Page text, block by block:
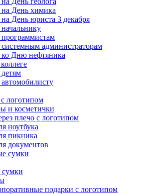
День химика
День юриста 3 декабря
администраторам
Дню нефтяника
логотипом
и косметички
плечо с логотипом
ноутбука
пикника
документов
сумки
подарки с логотипом